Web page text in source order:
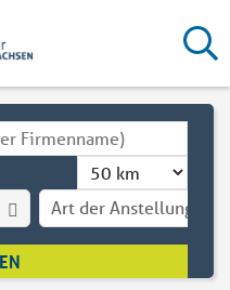
Art der Anstellung